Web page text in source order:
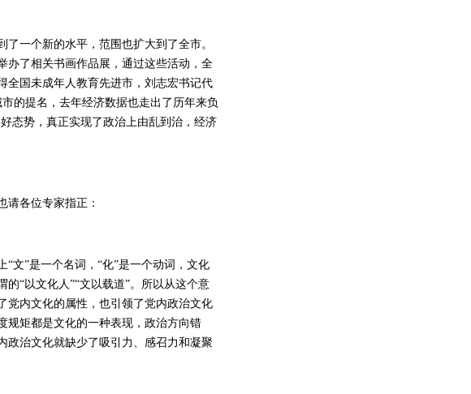
一个新的水平，范围也扩大到了全市。
办了相关书画作品展，通过这些活动，全
全国未成年人教育先进市，刘志宏书记代
的提名，去年经济数据也走出了历年来负
态势，真正实现了政治上由乱到治，经济
各位专家指正：
”是一个名词，“化”是一个动词，文化
“以文化人”“文以载道”。所以从这个意
党内文化的属性，也引领了党内政治文化
规矩都是文化的一种表现，政治方向错
政治文化就缺少了吸引力、感召力和凝聚